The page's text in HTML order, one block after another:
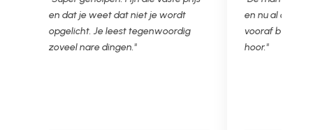
en dat je weet dat niet je wordt
opgelicht. Je leest tegenwoordig
zoveel nare dingen."
en nu al opgelost
vooraf besproken
hoor."